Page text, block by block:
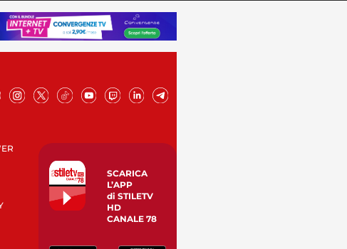
SCARICA
L’APP
di STILETV
HD
CANALE 78